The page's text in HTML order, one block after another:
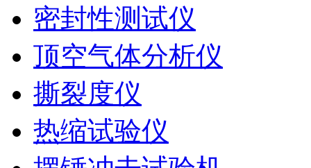
密封性测试仪
顶空气体分析仪
撕裂度仪
热缩试验仪